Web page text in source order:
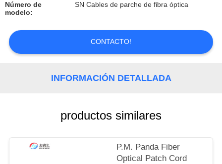
EN
CONTACTO
CON
NOTICIAS
CITA
Número de
modelo:
SN Cables de parche de fibra óptica
CONTACTO!
INFORMACIÓN DETALLADA
productos similares
P.M. Panda Fiber
Optical Patch Cord